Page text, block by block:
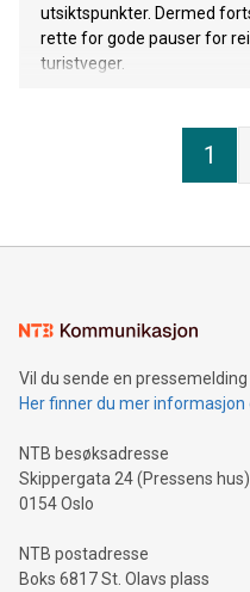
utsiktspunkter. Dermed
rette for gode pauser for
turistveger.
1
Vil du sende en
Her finner du mer
NTB besøksadresse
Skippergata 24 (Pressens hus)
0154 Oslo
NTB postadresse
Boks 6817 St. Olavs plass